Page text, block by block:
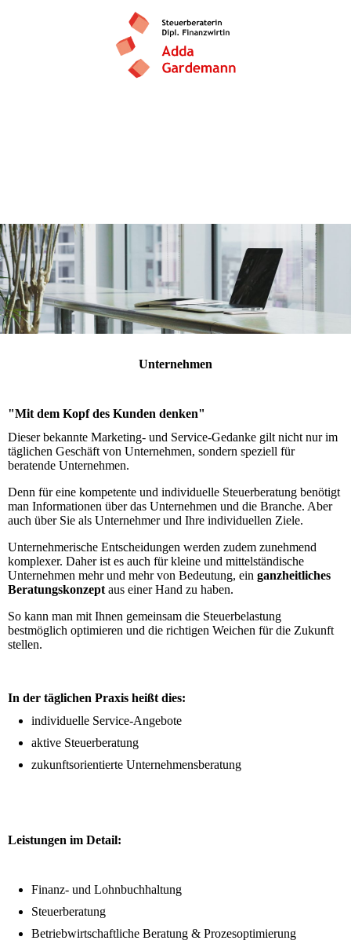
Unternehmen
"Mit dem Kopf des Kunden denken"
Dieser bekannte Marketing- und Service-Gedanke gilt nicht nur im
täglichen Geschäft von Unternehmen, sondern speziell für
beratende Unternehmen.
Denn für eine kompetente und individuelle Steuerberatung benötigt
man Informationen über das Unternehmen und die Branche. Aber
auch über Sie als Unternehmer und Ihre individuellen Ziele.
Unternehmerische Entscheidungen werden zudem zunehmend
komplexer. Daher ist es auch für kleine und mittelständische
Unternehmen mehr und mehr von Bedeutung, ein ganzheitliches
Beratungskonzept aus einer Hand zu haben.
So kann man mit Ihnen gemeinsam die Steuerbelastung
bestmöglich optimieren und die richtigen Weichen für die Zukunft
stellen.
In der täglichen Praxis heißt dies:
individuelle Service-Angebote
aktive Steuerberatung
zukunftsorientierte Unternehmensberatung
Leistungen im Detail:
Finanz- und Lohnbuchhaltung
Steuerberatung
Betriebwirtschaftliche Beratung & Prozesoptimierung